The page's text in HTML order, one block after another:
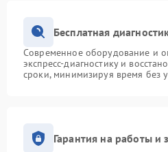
Бесплатная
Современное оборудование и
экспресс-диагностику и
сроки, минимизируя время без
Гарантия на работы и